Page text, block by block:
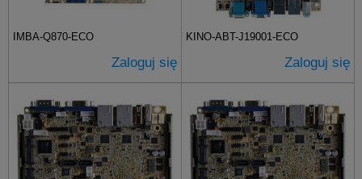
IMBA-Q870-ECO
Zaloguj się
KINO-ABT-J19001-ECO
Zaloguj się